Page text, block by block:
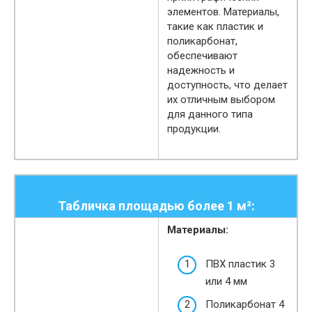
элементов. Материалы,
такие как пластик и
поликарбонат,
обеспечивают
надежность и
доступность, что делает
их отличным выбором
для данного типа
продукции.
Табличка площадью более 1 м²:
Материалы:
ПВХ пластик 3
или 4 мм
Поликарбонат 4